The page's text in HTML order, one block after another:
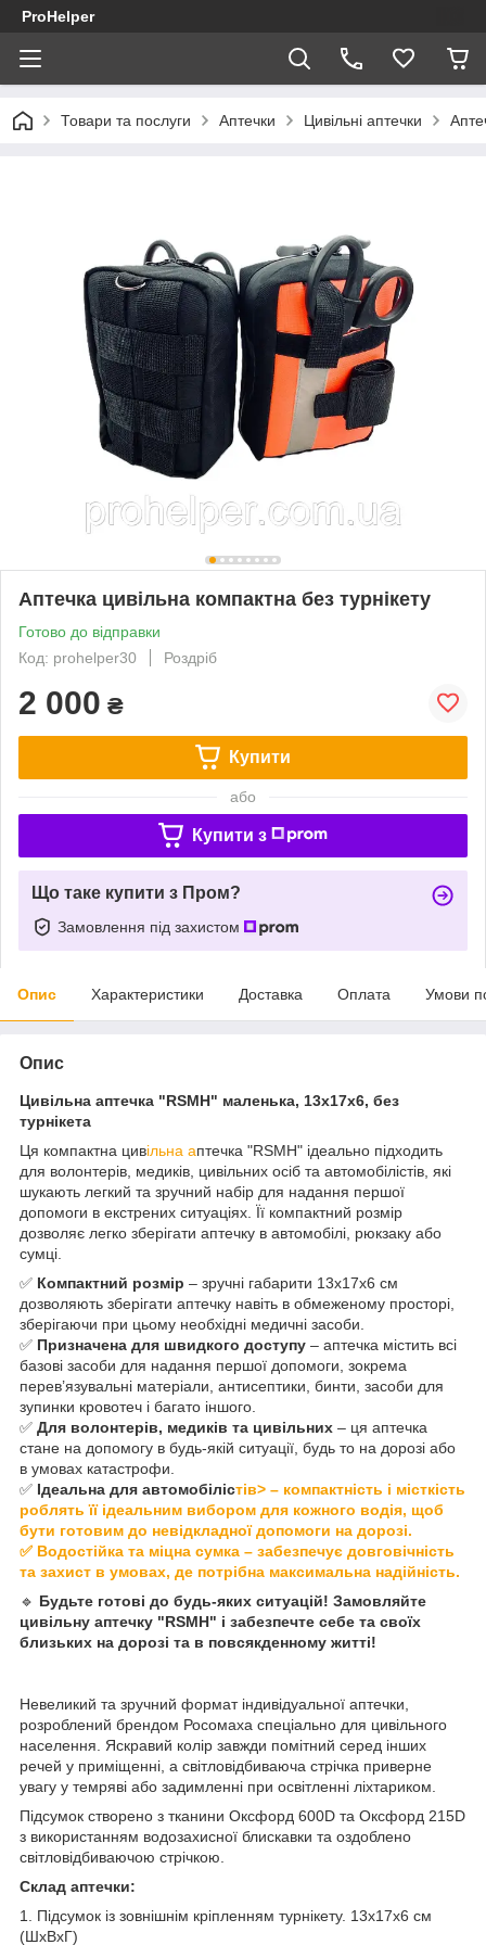
ProHelper
Товари та послуги Аптечки Цивільні аптечки
Аптечка цивільна компактна без турнікету
Готово до відправки
Код: prohelper30
Роздріб
2 000 ₴
Купити
або
Купити з
Що таке купити з Пром?
Замовлення під захистом
Опис Характеристики Доставка Оплата Умови
Опис
Цивільна аптечка "RSMH" маленька, 13x17x6, без
турнікета
Ця компактна цивільна аптечка "RSMH" ідеально підходить
для волонтерів, медиків, цивільних осіб та автомобілістів, які
шукають легкий та зручний набір для надання першої
допомоги в екстрених ситуаціях. Її компактний розмір
дозволяє легко зберігати аптечку в автомобілі, рюкзаку або
сумці.
✅ Компактний розмір – зручні габарити 13x17x6 см
дозволяють зберігати аптечку навіть в обмеженому просторі,
зберігаючи при цьому необхідні медичні засоби.
✅ Призначена для швидкого доступу – аптечка містить всі
базові засоби для надання першої допомоги, зокрема
перев’язувальні матеріали, антисептики, бинти, засоби для
зупинки кровотеч і багато іншого.
✅ Для волонтерів, медиків та цивільних – ця аптечка
стане на допомогу в будь-якій ситуації, будь то на дорозі або
в умовах катастрофи.
✅ Ідеальна для автомобілістів> – компактність і місткість
роблять її ідеальним вибором для кожного водія, щоб
бути готовим до невідкладної допомоги на дорозі.
✅ Водостійка та міцна сумка – забезпечує довговічність
та захист в умовах, де потрібна максимальна надійність.
🔹 Будьте готові до будь-яких ситуацій! Замовляйте
цивільну аптечку "RSMH" і забезпечте себе та своїх
близьких на дорозі та в повсякденному житті!
Невеликий та зручний формат індивідуальної аптечки,
розроблений брендом Росомаха спеціально для цивільного
населення. Яскравий колір завжди помітний серед інших
речей у приміщенні, а світловідбиваюча стрічка приверне
увагу у темряві або задимленні при освітленні ліхтариком.
Підсумок створено з тканини Оксфорд 600D та Оксфорд 215D
з використанням водозахисної блискавки та оздоблено
світловідбиваючою стрічкою.
Склад аптечки:
1. Підсумок із зовнішнім кріпленням турнікету. 13x17x6 см
(ШхВхГ)